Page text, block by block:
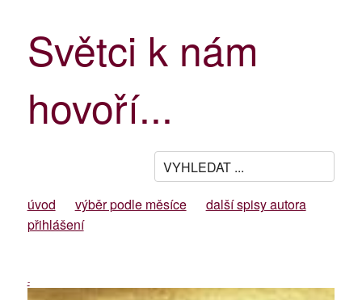
Světci k nám
hovoří...
úvod výběr podle měsíce
další spisy autora
přihlášení
-